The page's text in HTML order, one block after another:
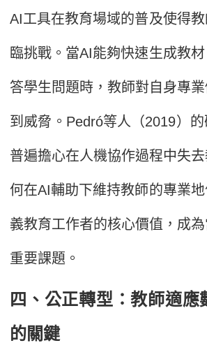
AI工具在教育場域的普及使得
臨挑戰。當AI能夠快速生成教
答學生問題時，教師對自身專
到威脅。Pedró等人（2019）
普遍擔心在人機協作過程中失
何在AI輔助下維持教師的專業
義教育工作者的核心價值，成
重要課題。
四、公正轉型：教師適應
的關鍵